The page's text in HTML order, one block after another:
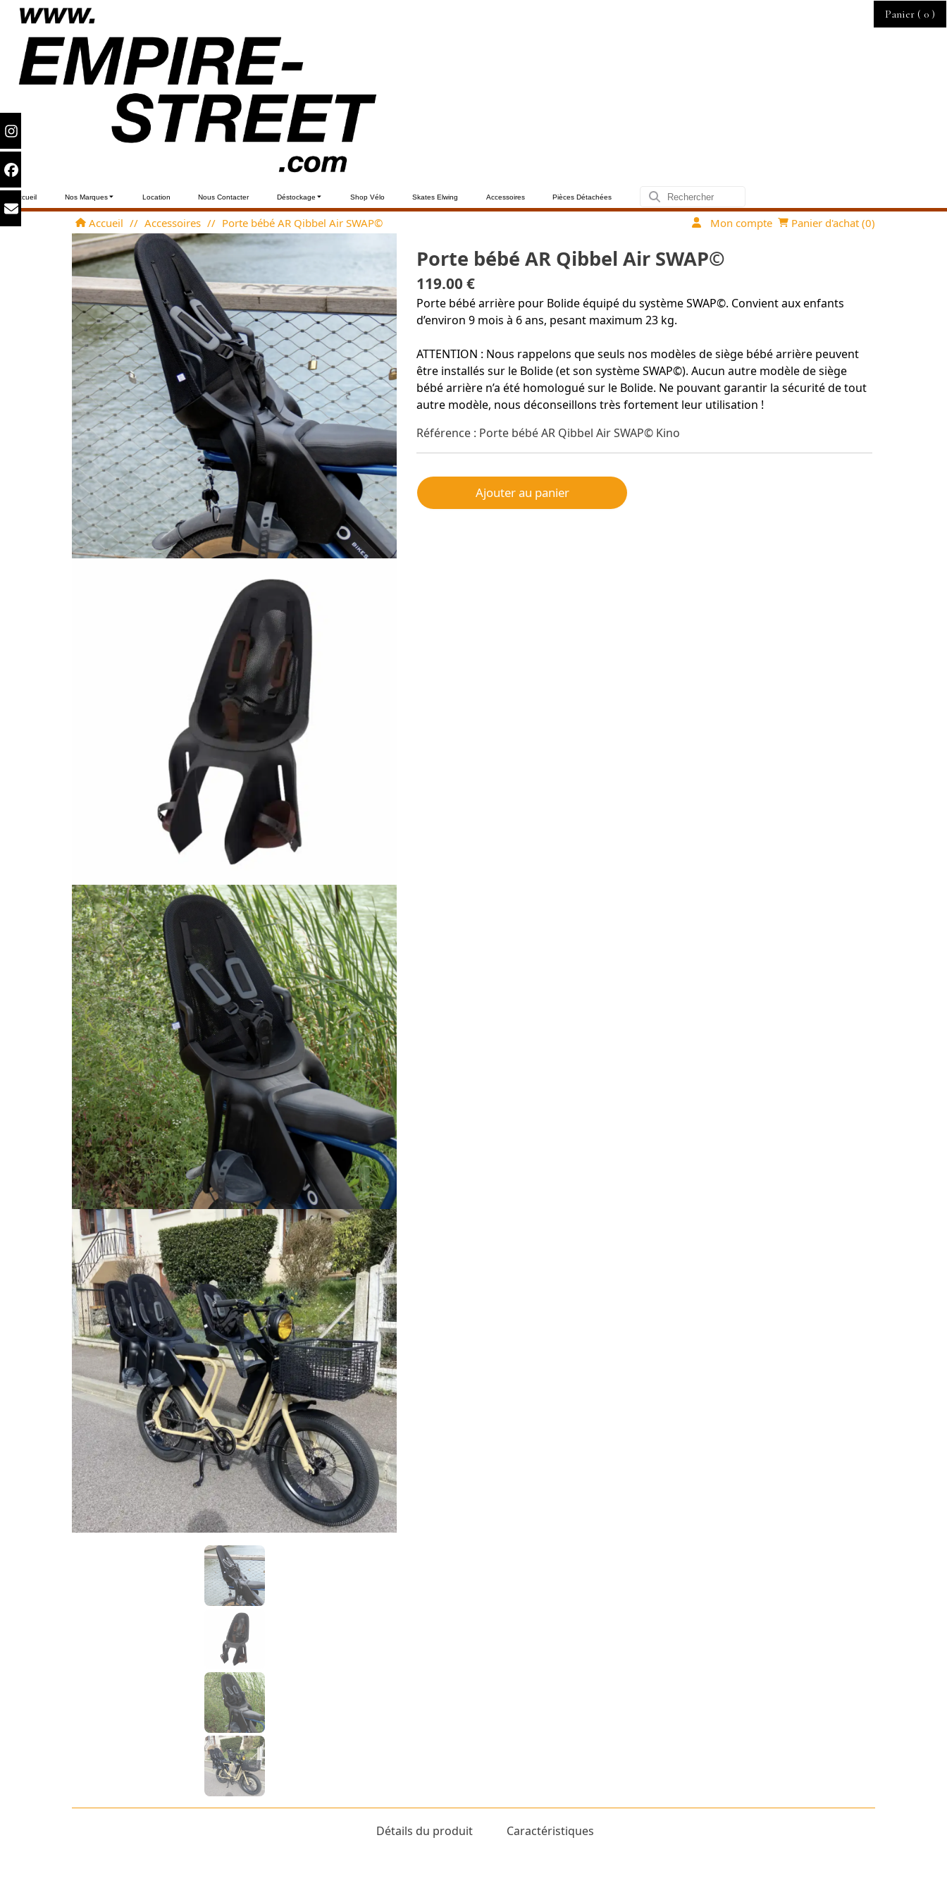
Panier ( 0 )
Accueil Nos Marques Location Nous Contacter Déstockage Shop Vélo Skates Elwing Accessoires Pièces Détachées
Accueil // Accessoires // Porte bébé AR Qibbel Air SWAP© Mon compte Panier d'achat (0)
Porte bébé AR Qibbel Air SWAP©
119.00 €
Porte bébé arrière pour Bolide équipé du système SWAP©. Convient aux enfants
d’environ 9 mois à 6 ans, pesant maximum 23 kg.
ATTENTION : Nous rappelons que seuls nos modèles de siège bébé arrière peuvent
être installés sur le Bolide (et son système SWAP©). Aucun autre modèle de siège
bébé arrière n’a été homologué sur le Bolide. Ne pouvant garantir la sécurité de tout
autre modèle, nous déconseillons très fortement leur utilisation !
Référence : Porte bébé AR Qibbel Air SWAP© Kino
Ajouter au panier
Détails du produit Caractéristiques